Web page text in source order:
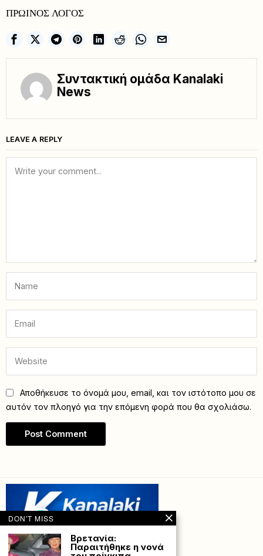
ΠΡΩΙΝΟΣ ΛΟΓΟΣ
Συντακτική ομάδα Kanalaki
News
LEAVE A REPLY
Αποθήκευσε το όνομά μου, email, και τον ιστότοπο μου σε
αυτόν τον πλοηγό για την επόμενη φορά που θα σχολιάσω.
DON'T MISS
Bρετανία:
Παραιτήθηκε η νονά